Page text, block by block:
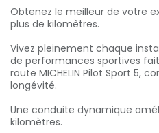
Obtenez le meilleur de votre
plus de kilomètres.
Vivez pleinement chaque
de performances sportives
route MICHELIN Pilot Sport 5,
longévité.
Une conduite dynamique
kilomètres.